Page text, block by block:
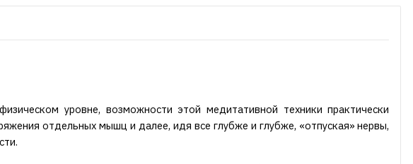
уровне, возможности этой медитативной техники практически
отдельных мышц и далее, идя все глубже и глубже, «отпуская» нервы,